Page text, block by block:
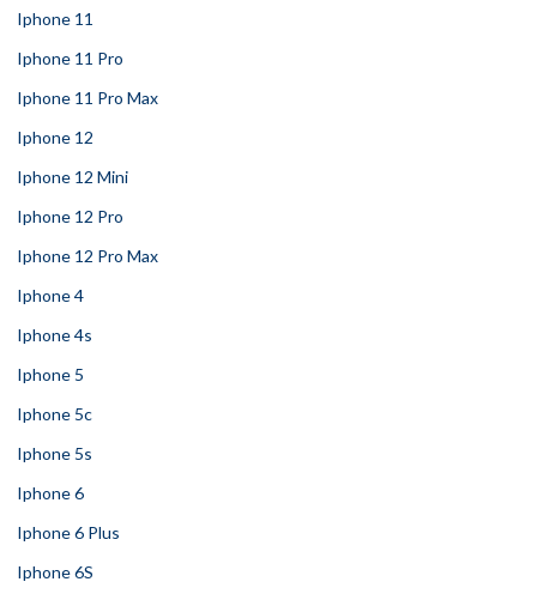
Iphone 11
Iphone 11 Pro
Iphone 11 Pro Max
Iphone 12
Iphone 12 Mini
Iphone 12 Pro
Iphone 12 Pro Max
Iphone 4
Iphone 4s
Iphone 5
Iphone 5c
Iphone 5s
Iphone 6
Iphone 6 Plus
Iphone 6S